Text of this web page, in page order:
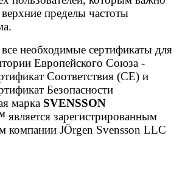
пределы частоты
необходимые сертификаты для
Европейского Союза -
Соответствия (CE) и
Безопасности
марка SVENSSON
является зарегистрированным
компании JÖrgen Svensson LLC